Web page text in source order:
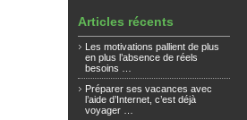
Articles récents
Les motivations pallient de plus
en plus l’absence de réels
besoins …
Préparer ses vacances avec
l’aide d’Internet, c’est déjà
voyager …